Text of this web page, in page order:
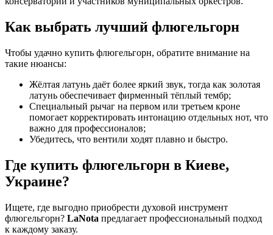
Как выбрать лучший флюгельгорн
Чтобы удачно купить флюгельгорн, обратите внимание на
такие нюансы:
Жёлтая латунь даёт более яркий звук, тогда как золотая
латунь обеспечивает фирменный тёплый тембр;
Специальный рычаг на первом или третьем кроне
помогает корректировать интонацию отдельных нот, что
важно для профессионалов;
Убедитесь, что вентили ходят плавно и быстро.
Где купить флюгельгорн в Киеве,
Украине?
Ищете, где выгодно приобрести духовой инструмент
флюгельгорн? LaNota предлагает профессиональный подход
к каждому заказу.